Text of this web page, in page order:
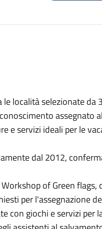
località selezionate da
assegnato
e servizi ideali per le
dal 2012,
of Green flags,
per l'assegnazione
con giochi e servizi per